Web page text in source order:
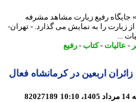
رفیع زیارت مشاهد مشرفه
را به نمایش می گذارد. - تهران-
-کتاب-رفیع
اربعین در کرمانشاه فعال
82027189